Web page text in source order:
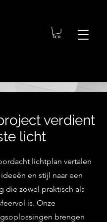
verdient
licht
lichtplan vertalen
en stijl naar een
die zowel praktisch als
is. Onze
brengen